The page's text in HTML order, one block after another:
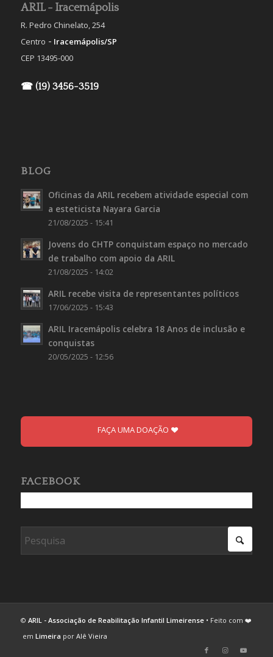
ARIL - Iracemápolis
R. Pedro Chinelato, 254
Centro - Iracemápolis/SP
CEP 13495-000
☎ (19) 3456-3519
BLOG
Oficinas da ARIL recebem atividade especial com
a esteticista Nayara Garcia
21/08/2025 - 15:41
Jovens do CHTP conquistam espaço no mercado
de trabalho com apoio da ARIL
21/08/2025 - 14:02
ARIL recebe visita de representantes políticos
17/06/2025 - 15:43
ARIL Iracemápolis celebra 18 Anos de inclusão e
conquistas
20/05/2025 - 12:56
FAÇA UMA DOAÇÃO
FACEBOOK
© ARIL - Associação de Reabilitação Infantil Limeirense• Feito com ❤️
em Limeira por Alê Vieira